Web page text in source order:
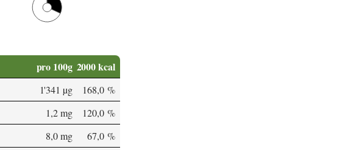
pro 100g 2000 kcal
1'341 µg
168,0 %
1,2 mg
120,0 %
8,0 mg
67,0 %